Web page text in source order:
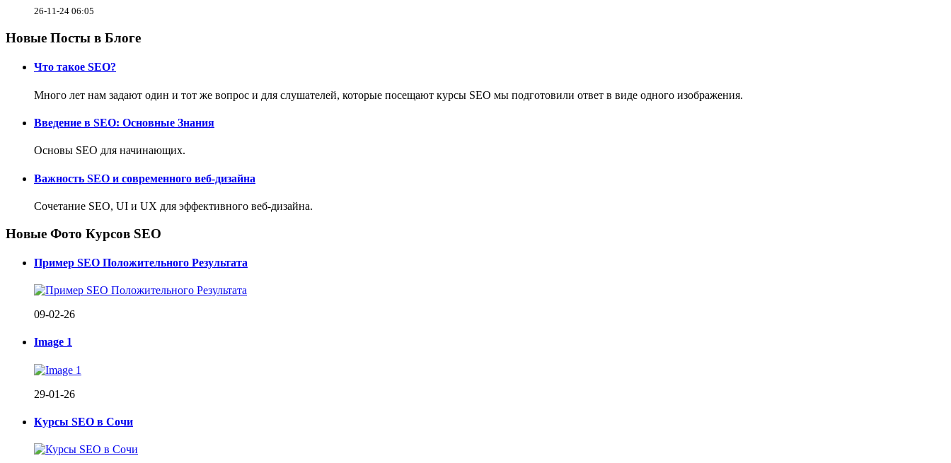
26-11-24 06:05
Новые Посты в Блоге
Что такое SEO?
Много лет нам задают один и тот же вопрос и для слушателей, которые посещают курсы SEO мы подготовили ответ в виде одного изображения.
Введение в SEO: Основные Знания
Основы SEO для начинающих.
Важность SEO и современного веб-дизайна
Сочетание SEO, UI и UX для эффективного веб-дизайна.
Новые Фото Курсов SEO
Пример SEO Положительного Результата
09-02-26
Image 1
29-01-26
Курсы SEO в Сочи